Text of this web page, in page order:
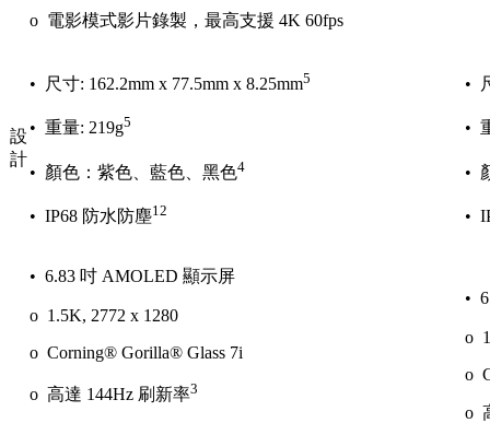
o 電影模式影片錄製，最高支援 4K 60fps
設
計
• 尺寸: 162.2mm x 77.5mm x 8.25mm5
• 重量: 219g5
• 顏色：紫色、藍色、黑色4
• IP68 防水防塵12
•
•
•
•
• 6.83 吋 AMOLED 顯示屏
o 1.5K, 2772 x 1280
o Corning® Gorilla® Glass 7i
o 高達 144Hz 刷新率3
•
o
o
o